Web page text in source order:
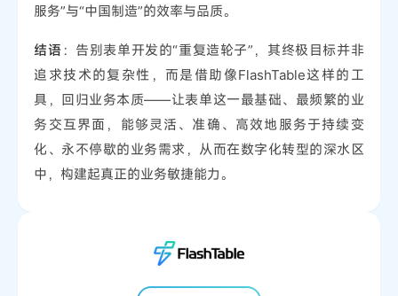
服务”与“中国制造”的效率与品质。
结语 ：告别表单开发的“重复造轮子”，其终极目标并非
追求技术的复杂性，而是借助像FlashTable这样的工
具，回归业务本质——让表单这一最基础、最频繁的业
务交互界面，能够灵活、准确、高效地服务于持续变
化、永不停歇的业务需求，从而在数字化转型的深水区
中，构建起真正的业务敏捷能力。